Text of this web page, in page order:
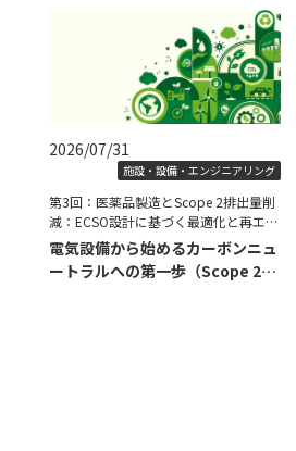
2026/07/31
施設・設備・エンジニアリング
第3回：医薬品製造とScope 2排出量削
減：ECSO設計に基づく最適化と再エネ
導入の具体策
電気設備から始めるカーボンニュ
ートラルへの第一歩（Scope 2削